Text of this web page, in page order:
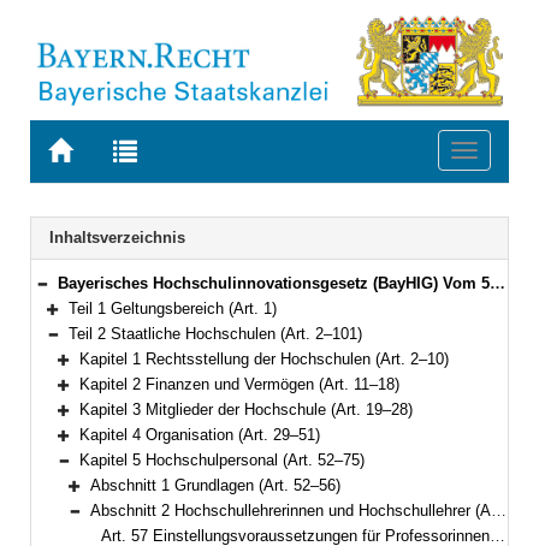
Zur
BAYERN.RECHT
Zur
letzten
Suche
Toggle
Navigation
Inhaltsverzeichnis
Bereich reduzieren
Bayerisches Hochschulinnovationsgesetz (BayHIG) Vom 5. August 2022 (GVBl. S. 414) BayRS 2210-1-3-WK (Art. 1–132)
Bereich erweitern
Teil 1 Geltungsbereich (Art. 1)
Bereich reduzieren
Teil 2 Staatliche Hochschulen (Art. 2–101)
Bereich erweitern
Kapitel 1 Rechtsstellung der Hochschulen (Art. 2–10)
Bereich erweitern
Kapitel 2 Finanzen und Vermögen (Art. 11–18)
Bereich erweitern
Kapitel 3 Mitglieder der Hochschule (Art. 19–28)
Bereich erweitern
Kapitel 4 Organisation (Art. 29–51)
Bereich reduzieren
Kapitel 5 Hochschulpersonal (Art. 52–75)
Bereich erweitern
Abschnitt 1 Grundlagen (Art. 52–56)
Bereich reduzieren
Abschnitt 2 Hochschullehrerinnen und Hochschullehrer (Art. 57–70)
Art. 57 Einstellungsvoraussetzungen für Professorinnen und Professoren